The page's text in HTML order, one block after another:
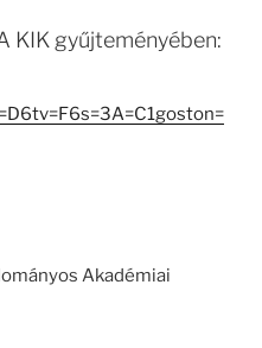
KIK gyűjteményében:
Akadémiai